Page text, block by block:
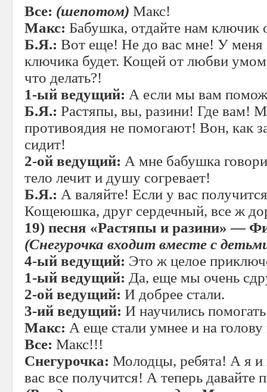
Все: (шепотом) Макс!
Макс: Бабушка, отдайте нам ключик
Б.Я.: Вот еще! Не до вас мне! У меня
ключика будет. Кощей от любви
что делать?!
1-ый ведущий: А если мы вам
Б.Я.: Растяпы, вы, разини! Где вам!
противоядия не помогают! Вон, как
сидит!
2-ой ведущий: А мне бабушка
тело лечит и душу согревает!
Б.Я.: А валяйте! Если у вас
Кощеюшка, друг сердечный, все ж
19) песня «Растяпы и разини» —
(Снегурочка входит вместе с
4-ый ведущий: Это ж целое
1-ый ведущий: Да, еще мы очень
2-ой ведущий: И добрее стали.
3-ий ведущий: И научились
Макс: А еще стали умнее и на
Все: Макс!!!
Снегурочка: Молодцы, ребята! А я и
вас все получится! А теперь давайте